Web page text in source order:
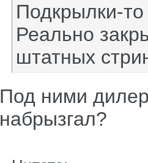
Подкрылки-
Реально
штатных
Под ними
набрызгал?